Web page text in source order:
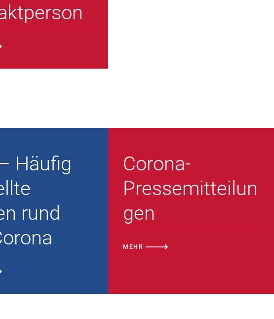
Häufig
rund
Corona-
Pressemitteilun
gen
MEHR